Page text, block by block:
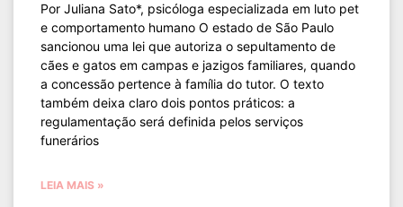
Por Juliana Sato*, psicóloga especializada em luto pet
e comportamento humano O estado de São Paulo
sancionou uma lei que autoriza o sepultamento de
cães e gatos em campas e jazigos familiares, quando
a concessão pertence à família do tutor. O texto
também deixa claro dois pontos práticos: a
regulamentação será definida pelos serviços
funerários
LEIA MAIS »